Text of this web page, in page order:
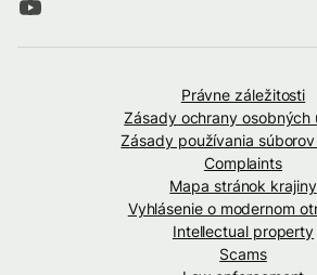
Právne záležitosti
Zásady ochrany osobných
Zásady používania
Complaints
Mapa stránok krajiny
Vyhlásenie o modernom
Intellectual property
Scams